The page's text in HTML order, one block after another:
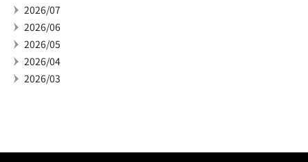
2026/07
2026/06
2026/05
2026/04
2026/03